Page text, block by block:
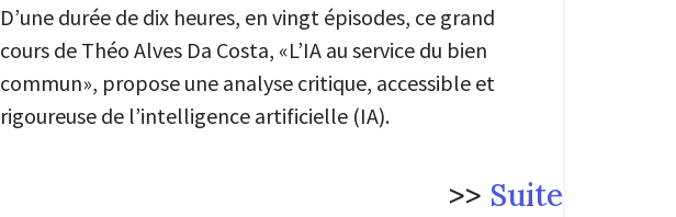
D’une durée de dix heures, en vingt épisodes, ce grand
cours de Théo Alves Da Costa, «L’IA au service du bien
commun», propose une analyse critique, accessible et
rigoureuse de l’intelligence artificielle (IA).
>> Suite